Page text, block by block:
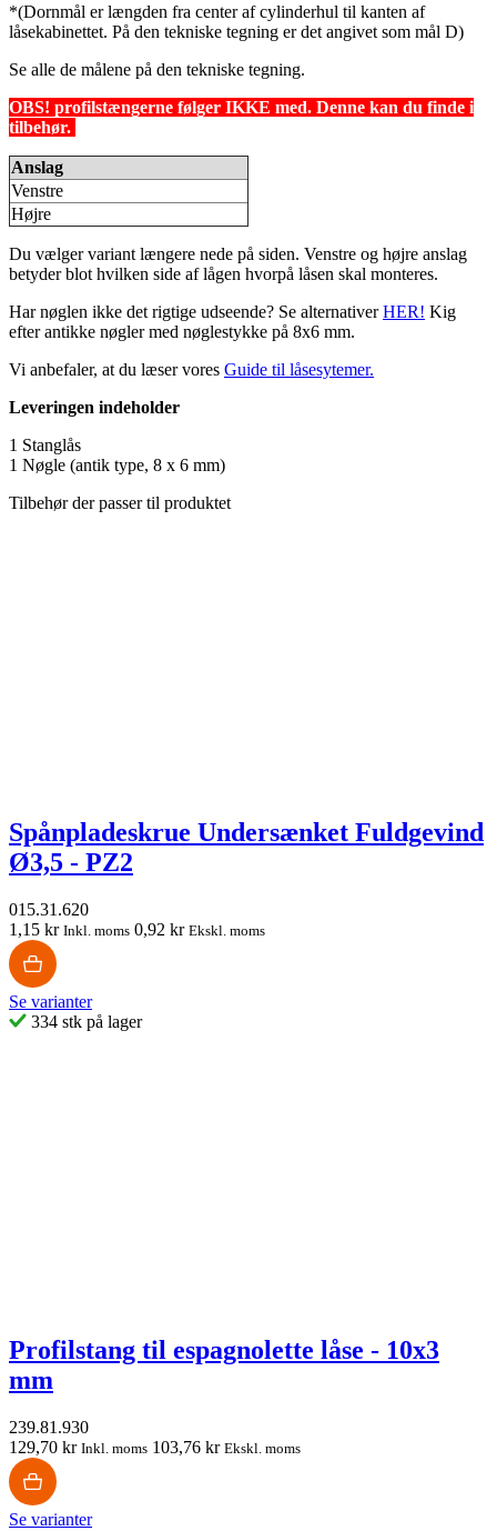
*(Dornmål er længden fra center af cylinderhul til kanten af
låsekabinettet. På den tekniske tegning er det angivet som mål D)
Se alle de målene på den tekniske tegning.
OBS! profilstængerne følger IKKE med. Denne kan du finde i
tilbehør.
Anslag
Venstre
Højre
Du vælger variant længere nede på siden. Venstre og højre anslag
betyder blot hvilken side af lågen hvorpå låsen skal monteres.
Har nøglen ikke det rigtige udseende? Se alternativerHER! Kig
efter antikke nøgler med nøglestykke på 8x6 mm.
Vi anbefaler, at du læser vores Guide til låsesytemer.
Leveringen indeholder
1 Stanglås
1 Nøgle (antik type, 8 x 6 mm)
Tilbehør der passer til produktet
Spånpladeskrue Undersænket Fuldgevind
Ø3,5 - PZ2
015.31.620
1,15 kr Inkl. moms 0,92 kr Ekskl. moms
Se varianter
334 stk på lager
Profilstang til espagnolette låse - 10x3
mm
239.81.930
129,70 kr Inkl. moms 103,76 kr Ekskl. moms
Se varianter